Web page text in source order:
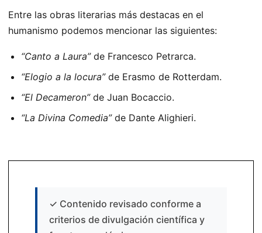
Entre las obras literarias más destacas en el
humanismo podemos mencionar las siguientes:
“Canto a Laura”de Francesco Petrarca.
“Elogio a la locura”de Erasmo de Rotterdam.
“El Decameron”de Juan Bocaccio.
“La Divina Comedia”de Dante Alighieri.
✓ Contenido revisado conforme a
criterios de divulgación científica y